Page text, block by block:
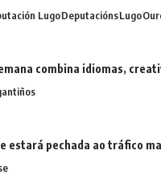
LugoDeputaciónsLugo
combina idiomas,
estará pechada ao tráfico